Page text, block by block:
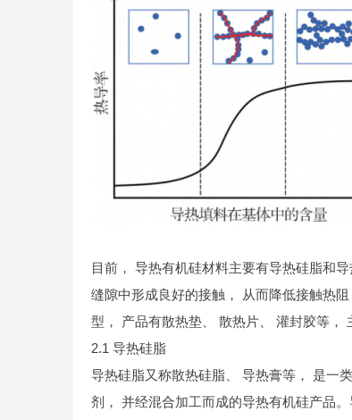
目前， 导热有机硅材料主要有导热硅脂和
缝隙中形成良好的接触， 从而降低接触热
型， 产品有散热垫、 散热片、 灌封胶等，
2.1 导热硅脂
导热硅脂又称散热硅脂、 导热膏等， 是一
剂， 并经混合加工而成的导热有机硅产品